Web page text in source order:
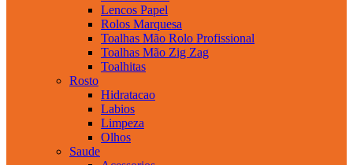
Lencos Papel
Rolos Marquesa
Toalhas Mão Rolo Profissional
Toalhas Mão Zig Zag
Toalhitas
Rosto
Hidratacao
Labios
Limpeza
Olhos
Saude